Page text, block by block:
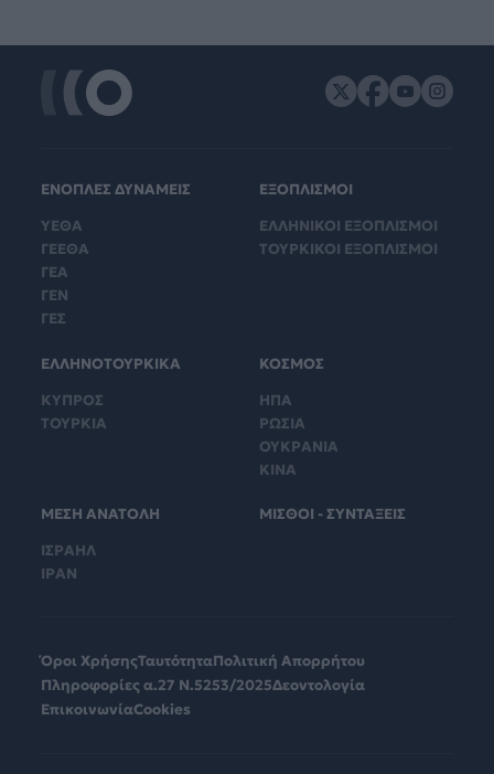
ΕΝΟΠΛΕΣ ΔΥΝΑΜΕΙΣ
ΥΕΘΑ
ΓΕΕΘΑ
ΓΕΑ
ΓΕΝ
ΓΕΣ
ΕΞΟΠΛΙΣΜΟΙ
ΕΛΛΗΝΙΚΟΙ ΕΞΟΠΛΙΣΜΟΙ
ΤΟΥΡΚΙΚΟΙ ΕΞΟΠΛΙΣΜΟΙ
ΕΛΛΗΝΟΤΟΥΡΚΙΚΑ
ΚΥΠΡΟΣ
ΤΟΥΡΚΙΑ
ΚΟΣΜΟΣ
ΗΠΑ
ΡΩΣΙΑ
ΟΥΚΡΑΝΙΑ
ΚΙΝΑ
ΜΕΣΗ ΑΝΑΤΟΛΗ
ΙΣΡΑΗΛ
ΙΡΑΝ
ΜΙΣΘΟΙ - ΣΥΝΤΑΞΕΙΣ
Όροι ΧρήσηςΤαυτότηταΠολιτική Απορρήτου
Πληροφορίες α.27 Ν.5253/2025Δεοντολογία
ΕπικοινωνίαCookies